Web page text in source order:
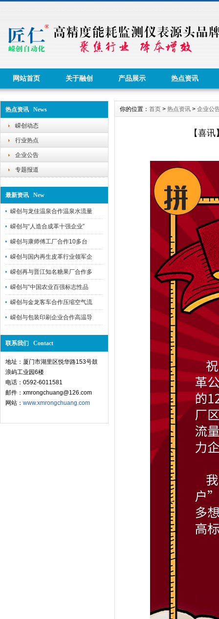
网站首页 关于融创 产品展示 热点资讯
热点资讯 News
嵘创动态
行业热点
企业公告
专题报道
最新资讯 New
嵘创与龙佳温泉合作温泉水流量
嵘创与“人造合成革十强企业”
嵘创与康师傅工厂合作10多台
嵘创与国内再生皮革行业领军企
嵘创再与晋江知名糖果厂合作多
嵘创与“中国农业百强标志性品
嵘创与金龙客车合作压缩空气流
嵘创与包装印刷企业合作高温导
联系我们 Contact
地址：厦门市湖里区悦华路153号鼓
浪屿工业园6楼
电话：0592-6011581
邮件：xmrongchuang@126.com
网站： www.xmrongchuang.com
你的位置： 首页 > 热点资讯 > 企业公
【喜